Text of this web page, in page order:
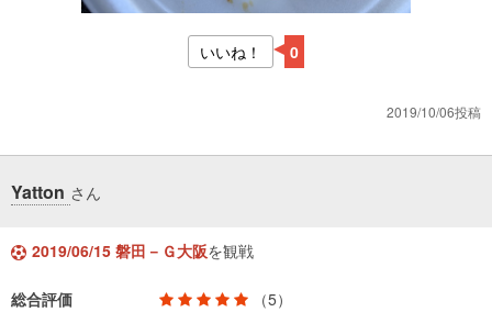
いいね！ 0
2019/10/06投稿
Yatton さん
2019/06/15 磐田－Ｇ大阪を観戦
総合評価 （5）